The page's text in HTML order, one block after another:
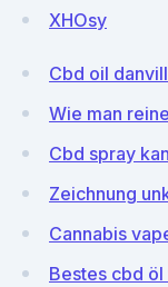
XHOsy
Cbd oil
Wie man
Cbd spray
Zeichnung
Cannabis
Bestes cbd